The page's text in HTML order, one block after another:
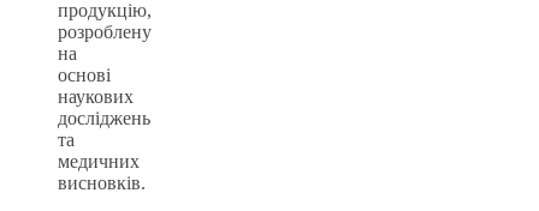
продукцію,
розроблену
на
основі
наукових
досліджень
та
медичних
висновків.